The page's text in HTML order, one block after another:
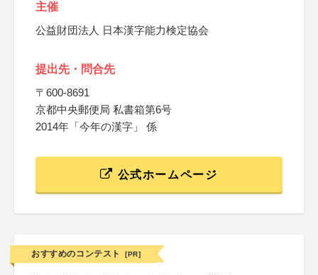
主催
公益財団法人 日本漢字能力検定協会
提出先・問合先
〒600-8691
京都中央郵便局 私書箱第6号
2014年「今年の漢字」 係
公式ホームページ
おすすめのコンテスト [PR]